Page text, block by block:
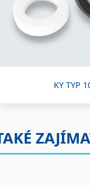
KY TYP